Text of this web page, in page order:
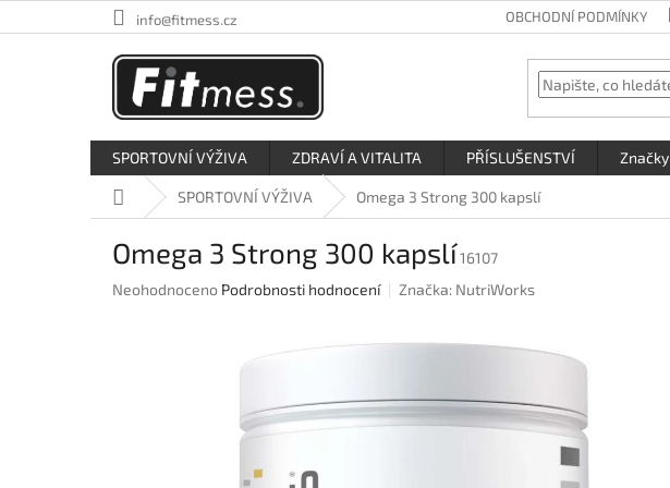
na
info@fitmess.cz OBCHODNÍ PODMÍNKY
SPORTOVNÍ VÝŽIVA ZDRAVÍ A VITALITA PŘÍSLUŠENSTVÍ Značky
Domů SPORTOVNÍ VÝŽIVA Omega 3 Strong 300 kapslí
Omega 3 Strong 300 kapslí16107
Průměrné
Neohodnoceno Podrobnosti hodnocení Značka: NutriWorks